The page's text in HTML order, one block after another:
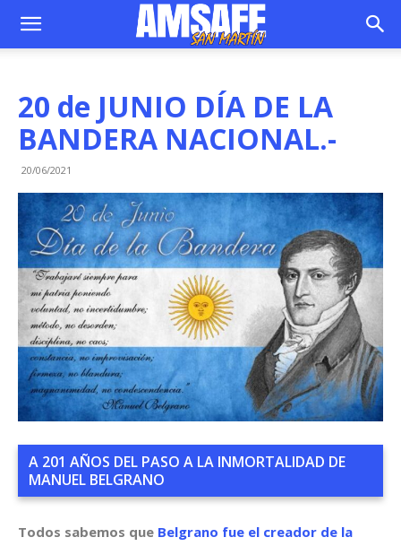
20 de JUNIO DÍA DE LA
BANDERA NACIONAL.-
20/06/2021
A 201 AÑOS DEL PASO A LA INMORTALIDAD DE
MANUEL BELGRANO
Todos sabemos que Belgrano fue el creador de la